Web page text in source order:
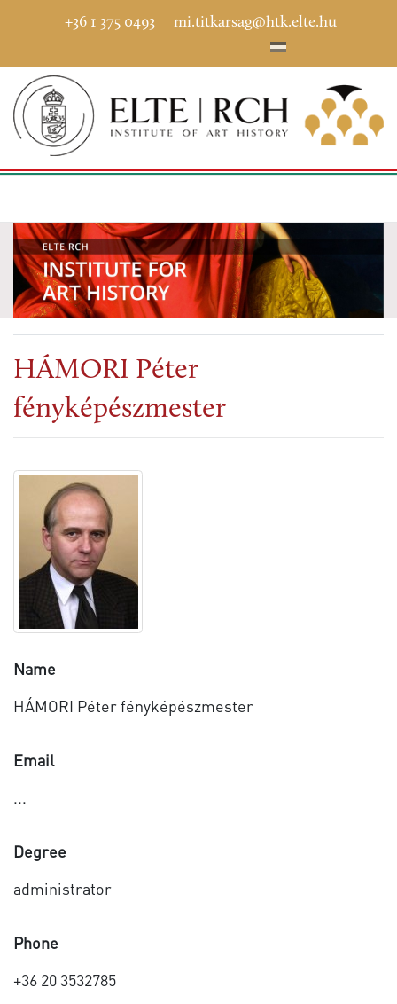
+36 1 375 0493 mi.titkarsag@htk.elte.hu
HÁMORI Péter
fényképészmester
Name
HÁMORI Péter fényképészmester
Email
...
Degree
administrator
Phone
+36 20 3532785